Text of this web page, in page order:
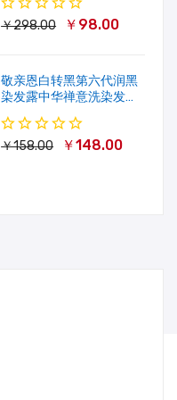
￥298.00 ￥98.00
敬亲恩白转黑第六代润黑
染发露中华禅意洗染发剂
一洗就黑500ml
￥158.00 ￥148.00